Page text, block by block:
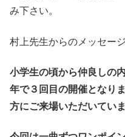
み下さい。
村上先生からのメッセー
小学生の頃から仲良しの
年で３回目の開催となり
方にご来場いただいてい